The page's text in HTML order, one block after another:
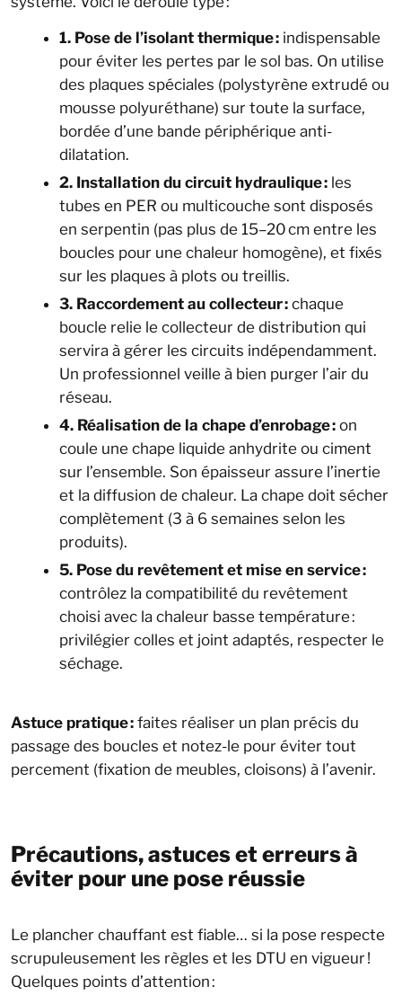
1. Pose de l’isolant thermique : indispensable
pour éviter les pertes par le sol bas. On utilise
des plaques spéciales (polystyrène extrudé ou
mousse polyuréthane) sur toute la surface,
bordée d’une bande périphérique anti-
dilatation.
2. Installation du circuit hydraulique : les
tubes en PER ou multicouche sont disposés
en serpentin (pas plus de 15–20 cm entre les
boucles pour une chaleur homogène), et fixés
sur les plaques à plots ou treillis.
3. Raccordement au collecteur : chaque
boucle relie le collecteur de distribution qui
servira à gérer les circuits indépendamment.
Un professionnel veille à bien purger l’air du
réseau.
4. Réalisation de la chape d’enrobage : on
coule une chape liquide anhydrite ou ciment
sur l’ensemble. Son épaisseur assure l’inertie
et la diffusion de chaleur. La chape doit sécher
complètement (3 à 6 semaines selon les
produits).
5. Pose du revêtement et mise en service :
contrôlez la compatibilité du revêtement
choisi avec la chaleur basse température :
privilégier colles et joint adaptés, respecter le
séchage.
Astuce pratique : faites réaliser un plan précis du
passage des boucles et notez-le pour éviter tout
percement (fixation de meubles, cloisons) à l’avenir.
Précautions, astuces et erreurs à
éviter pour une pose réussie
Le plancher chauffant est fiable… si la pose respecte
scrupuleusement les règles et les DTU en vigueur !
Quelques points d’attention :